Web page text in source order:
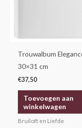
Trouwalbum
30×31 cm
€37,50
Toevoegen aan
winkelwagen
Bruiloft en Liefde